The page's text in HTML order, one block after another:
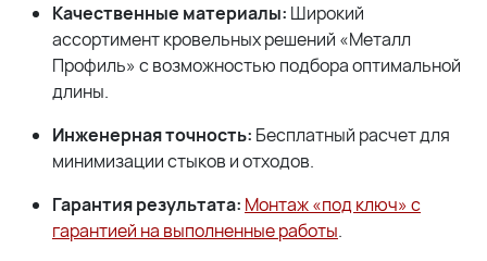
Качественные материалы: Широкий
ассортимент кровельных решений «Металл
Профиль» с возможностью подбора оптимальной
длины.
Инженерная точность: Бесплатный расчет для
минимизации стыков и отходов.
Гарантия результата: Монтаж «под ключ» с
гарантией на выполненные работы.